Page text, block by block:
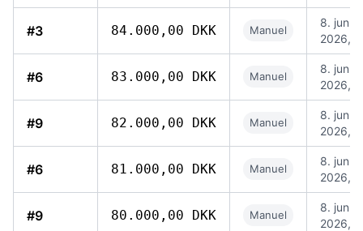
#3 84.000,00 DKK Manuel
8. jun.
2026,
#6 83.000,00 DKK Manuel
8. jun.
2026,
#9 82.000,00 DKK Manuel
8. jun.
2026,
#6 81.000,00 DKK Manuel
8. jun.
2026,
#9 80.000,00 DKK Manuel
8. jun.
2026,